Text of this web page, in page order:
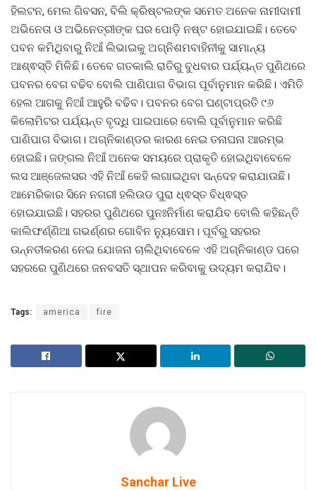
ହିଲଟନ, ମେଲ ଗିବସନ, ବିଲି କ୍ରିଷ୍ଟଲଙ୍କ ସମେତ ଅନେକ ନାମୀଦାମୀ
ଅଭିନେତା ଓ ଅଭିନେତ୍ରୀଙ୍କ ଘର ପୋଡ଼ି ନଷ୍ଟ ହୋଇଯାଇଛି। ତେବେ
ପବନ କମିଥିବାରୁ ନିଆଁ ଲିଭାଇକୁ ଅଗ୍ନିଶମବାହିନୀକୁ ସାମାନ୍ୟ
ଆଶ୍ଵସ୍ତି ମିଳିଛି। ତେବେ ଗତକାଲି ରାତିରୁ ବୁଧବାର ପର୍ଯ୍ୟନ୍ତ ପୁଣିଥରେ
ପବନର ବେଗ ବଢିବ ବୋଲି ପାଣିପାଗ ବିଭାଗ ପୂର୍ବାନୁମାନ କରିଛି। ଏମିତି
ହେଲ ଆଗକୁ ନିଆଁ ଆହୁରି ବଢିବ। ପବନର ବେଗ ଘଣ୍ଟାପ୍ରତି ୯୬
କିଲୋମିଟର ପର୍ଯ୍ୟନ୍ତ ବୃଦ୍ଧି ପାଇପାରେ ବୋଲି ପୂର୍ବାନୁମାନ କରିଛି
ପାଣିପାଗ ବିଭାଗ। ଅଗ୍ନିକାଣ୍ଡର କାରଣ ନେଇ ତନାଘନା ଆରମ୍ଭ
ହୋଇଛି। ଜଙ୍ଗଲ ନିଆଁ ଅନେକ ସମୟରେ ପ୍ରାକୃତି ହୋଇଥିବାବେଳେ
ଲସ ଆଞ୍ଜେଲସର ଏହି ନିଆଁ କେହି ଲଗାଇଥିବା ସନ୍ଦେହ କରାଯାଉଛି।
ଆମେରିକାର ସିନେ ନଗରୀ ହଲିଉଡ ପୁରା ଧ୍ଵସ୍ତ ବିଧ୍ଵସ୍ତ
ହୋଇଯାଇଛି। ସହରର ପୁଣିଥରେ ପୁନଃନିର୍ମାଣ କରାଯିବ ବୋଲି କହିଛନ୍ତି
କାଲିଫର୍ଣ୍ଣିଆ ଗଭର୍ଣ୍ଣର ଗୋବିନ ନ୍ୟୁସୋମ। ପୂର୍ବରୁ ସହରର
ଉନ୍ନତୀକରଣ ନେଇ ଯୋଜନା ଚାଲିଥିବାବେଳେ ଏହି ଅଗ୍ନିକାଣ୍ଡ ପରେ
ସହରରେ ପୁଣିଥରେ ଜନବସତି ସ୍ଥାପନ କରିବାକୁ ଉଦ୍ୟମ କରାଯିବ।
Tags: america fire
Sanchar Live